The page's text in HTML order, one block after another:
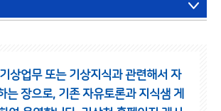
상업무 또는 기상지식과 관련해서 자
는 장으로, 기존 자유토론과 지식샘 게